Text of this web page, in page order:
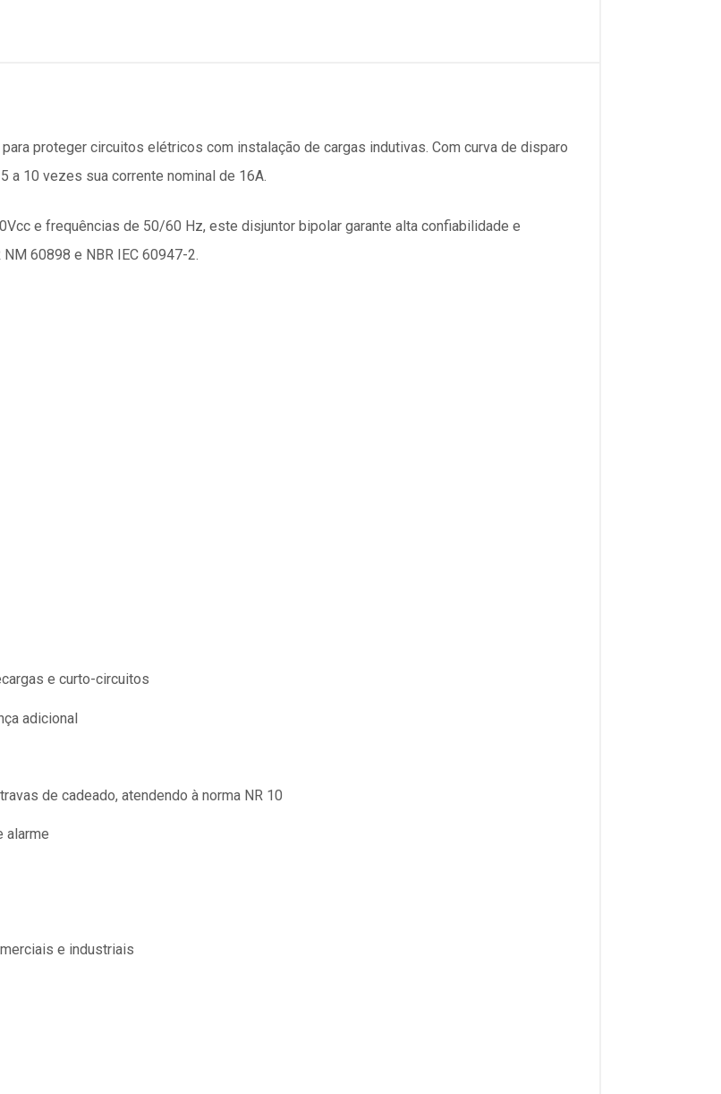
proteger circuitos elétricos com instalação de cargas indutivas. Com curva de disparo
a 10 vezes sua corrente nominal de 16A.
e frequências de 50/60 Hz, este disjuntor bipolar garante alta confiabilidade e
60898 e NBR IEC 60947-2.
e curto-circuitos
adicional
de cadeado, atendendo à norma NR 10
alarme
e industriais